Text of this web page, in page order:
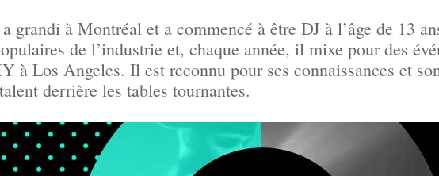
grandi à Montréal et a commencé à être DJ à l’âge de 13
de l’industrie et, chaque année, il mixe pour des
à Los Angeles. Il est reconnu pour ses connaissances et
derrière les tables tournantes.